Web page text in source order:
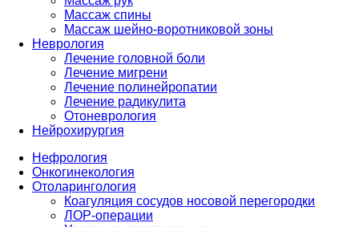
Массаж спины
Массаж шейно-воротниковой зоны
Неврология
Лечение головной боли
Лечение мигрени
Лечение полинейропатии
Лечение радикулита
Отоневрология
Нейрохирургия
Нефрология
Онкогинекология
Отоларингология
Коагуляция сосудов носовой перегородки
ЛОР-операции